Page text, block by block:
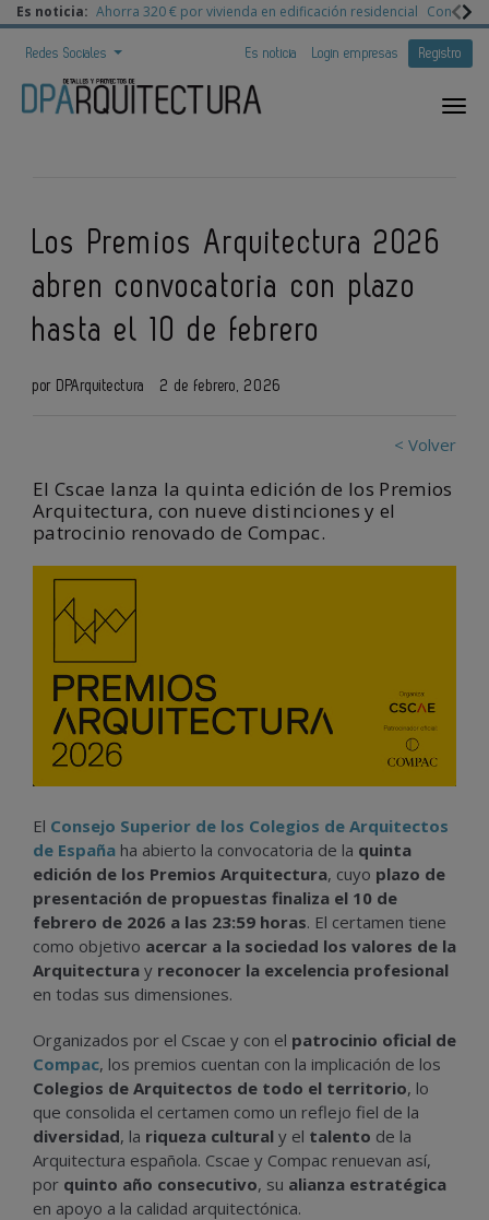
Es noticia: Ahorra 320 € por vivienda en edificación residencial
Redes Sociales Es noticia Login empresas Registro
Los Premios Arquitectura 2026
abren convocatoria con plazo
hasta el 10 de febrero
por DPArquitectura 2 de febrero, 2026
< Volver
El Cscae lanza la quinta edición de los Premios
Arquitectura, con nueve distinciones y el
patrocinio renovado de Compac.
El Consejo Superior de los Colegios de Arquitectos
de España ha abierto la convocatoria de la quinta
edición de los Premios Arquitectura, cuyo plazo de
presentación de propuestas finaliza el 10 de
febrero de 2026 a las 23:59 horas. El certamen tiene
como objetivo acercar a la sociedad los valores de la
Arquitectura y reconocer la excelencia profesional
en todas sus dimensiones.
Organizados por el Cscae y con el patrocinio oficial de
Compac, los premios cuentan con la implicación de los
Colegios de Arquitectos de todo el territorio, lo
que consolida el certamen como un reflejo fiel de la
diversidad, la riqueza cultural y el talento de la
Arquitectura española. Cscae y Compac renuevan así,
por quinto año consecutivo, su alianza estratégica
en apoyo a la calidad arquitectónica.